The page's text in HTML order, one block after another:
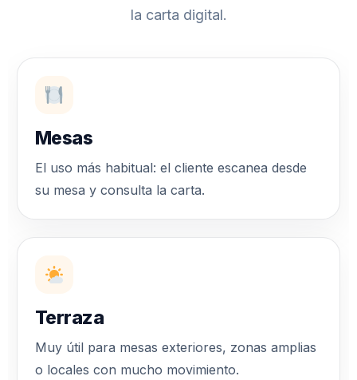
la carta digital.
Mesas
El uso más habitual: el cliente escanea desde
su mesa y consulta la carta.
Terraza
Muy útil para mesas exteriores, zonas amplias
o locales con mucho movimiento.